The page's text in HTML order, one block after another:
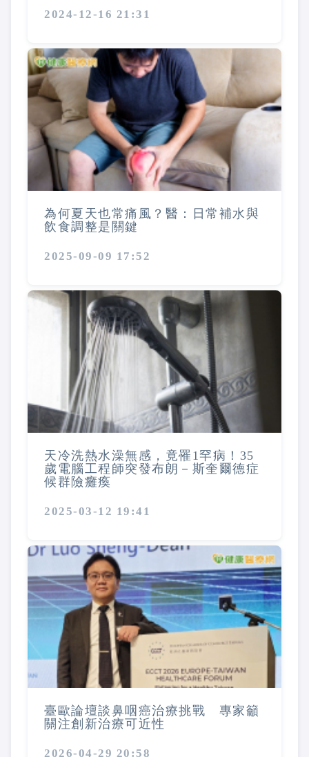
2024-12-16 21:31
為何夏天也常痛風？醫：日常補水與
飲食調整是關鍵
2025-09-09 17:52
天冷洗熱水澡無感，竟罹1罕病！35
歲電腦工程師突發布朗－斯奎爾德症
候群險癱瘓
2025-03-12 19:41
臺歐論壇談鼻咽癌治療挑戰 專家籲
關注創新治療可近性
2026-04-29 20:58